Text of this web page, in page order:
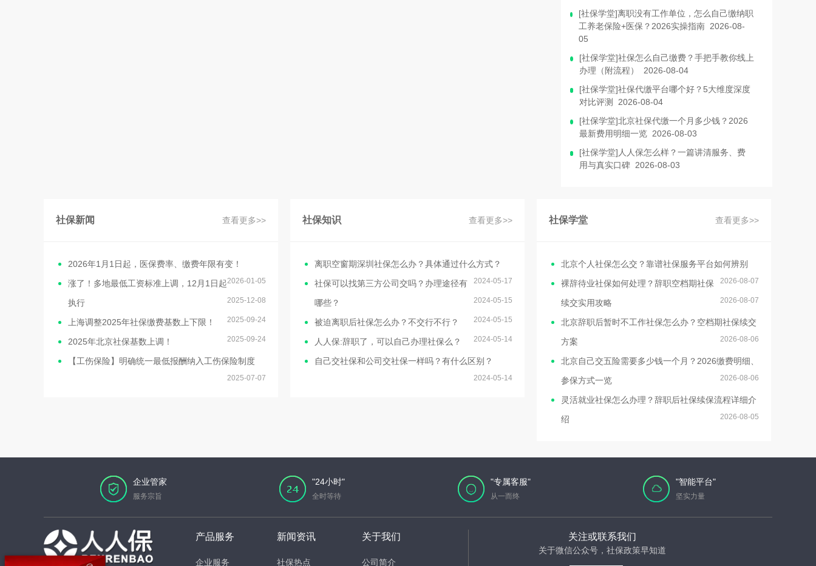
[社保学堂]离职没有工作单位，怎么自己缴纳职
工养老保险+医保？2026实操指南 2026-08-
05
[社保学堂]社保怎么自己缴费？手把手教你线上
办理（附流程） 2026-08-04
[社保学堂]社保代缴平台哪个好？5大维度深度
对比评测 2026-08-04
[社保学堂]北京社保代缴一个月多少钱？2026
最新费用明细一览 2026-08-03
[社保学堂]人人保怎么样？一篇讲清服务、费
用与真实口碑 2026-08-03
社保新闻 查看更多>>
2026年1月1日起，医保费率、缴费年限有变！
2026-01-05
涨了！多地最低工资标准上调，12月1日起
执行
2025-12-08
上海调整2025年社保缴费基数上下限！ 2025-09-24
2025年北京社保基数上调！ 2025-09-24
【工伤保险】明确统一最低报酬纳入工伤保险制度
2025-07-07
社保知识 查看更多>>
离职空窗期深圳社保怎么办？具体通过什么方式？
2024-05-17
社保可以找第三方公司交吗？办理途径有
哪些？
2024-05-15
被迫离职后社保怎么办？不交行不行？ 2024-05-15
人人保:辞职了，可以自己办理社保么？ 2024-05-14
自己交社保和公司交社保一样吗？有什么区别？
2024-05-14
社保学堂 查看更多>>
北京个人社保怎么交？靠谱社保服务平台如何辨别
2026-08-07
裸辞待业社保如何处理？辞职空档期社保
续交实用攻略
2026-08-07
北京辞职后暂时不工作社保怎么办？空档期社保续交
方案
2026-08-06
北京自己交五险需要多少钱一个月？2026缴费明细、
参保方式一览
2026-08-06
灵活就业社保怎么办理？辞职后社保续保流程详细介
绍
2026-08-05
企业管家
服务宗旨
"24小时"
全时等待
"专属客服"
从一而终
"智能平台"
坚实力量
产品服务
企业服务
新闻资讯
社保热点
关于我们
公司简介
关注或联系我们
关于微信公众号，社保政策早知道